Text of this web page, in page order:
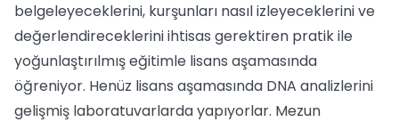
belgeleyeceklerini, kurşunları nasıl izleyeceklerini ve
değerlendireceklerini ihtisas gerektiren pratik ile
yoğunlaştırılmış eğitimle lisans aşamasında
öğreniyor. Henüz lisans aşamasında DNA analizlerini
gelişmiş laboratuvarlarda yapıyorlar. Mezun